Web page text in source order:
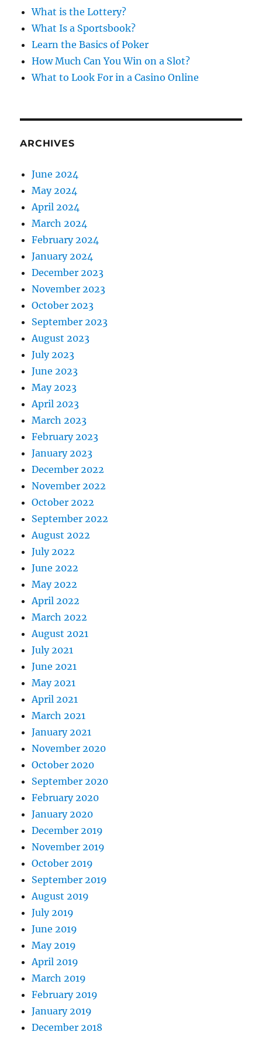
What is the Lottery?
What Is a Sportsbook?
Learn the Basics of Poker
How Much Can You Win on a Slot?
What to Look For in a Casino Online
ARCHIVES
June 2024
May 2024
April 2024
March 2024
February 2024
January 2024
December 2023
November 2023
October 2023
September 2023
August 2023
July 2023
June 2023
May 2023
April 2023
March 2023
February 2023
January 2023
December 2022
November 2022
October 2022
September 2022
August 2022
July 2022
June 2022
May 2022
April 2022
March 2022
August 2021
July 2021
June 2021
May 2021
April 2021
March 2021
January 2021
November 2020
October 2020
September 2020
February 2020
January 2020
December 2019
November 2019
October 2019
September 2019
August 2019
July 2019
June 2019
May 2019
April 2019
March 2019
February 2019
January 2019
December 2018